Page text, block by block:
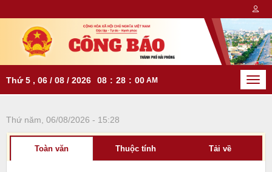
Thứ 5 , 06 / 08 / 2026 08 : 28 : 00 AM
Thứ năm, 06/08/2026 - 15:28
Toàn văn Thuộc tính Tải về